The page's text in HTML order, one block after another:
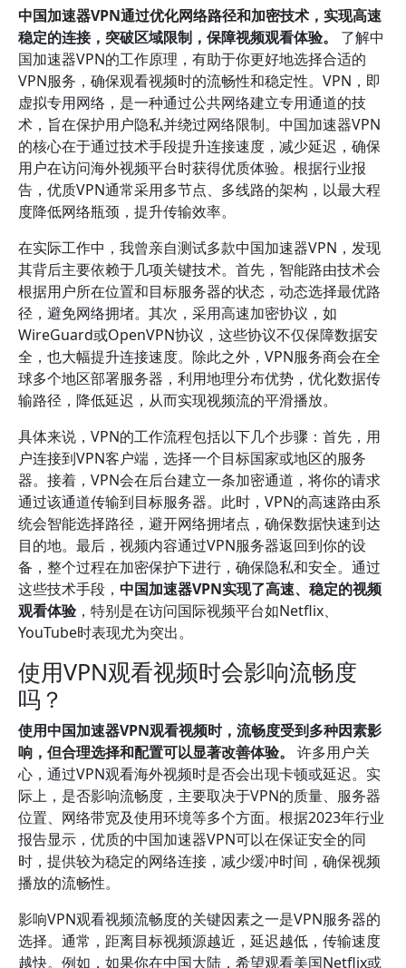
中国加速器VPN通过优化网络路径和加密技术，实现高速
稳定的连接，突破区域限制，保障视频观看体验。
了解中
国加速器VPN的工作原理，有助于你更好地选择合适的
VPN服务，确保观看视频时的流畅性和稳定性。VPN，即
虚拟专用网络，是一种通过公共网络建立专用通道的技
术，旨在保护用户隐私并绕过网络限制。中国加速器VPN
的核心在于通过技术手段提升连接速度，减少延迟，确保
用户在访问海外视频平台时获得优质体验。根据行业报
告，优质VPN通常采用多节点、多线路的架构，以最大程
度降低网络瓶颈，提升传输效率。
在实际工作中，我曾亲自测试多款中国加速器VPN，发现
其背后主要依赖于几项关键技术。首先，智能路由技术会
根据用户所在位置和目标服务器的状态，动态选择最优路
径，避免网络拥堵。其次，采用高速加密协议，如
WireGuard或OpenVPN协议，这些协议不仅保障数据安
全，也大幅提升连接速度。除此之外，VPN服务商会在全
球多个地区部署服务器，利用地理分布优势，优化数据传
输路径，降低延迟，从而实现视频流的平滑播放。
具体来说，VPN的工作流程包括以下几个步骤：首先，用
户连接到VPN客户端，选择一个目标国家或地区的服务
器。接着，VPN会在后台建立一条加密通道，将你的请求
通过该通道传输到目标服务器。此时，VPN的高速路由系
统会智能选择路径，避开网络拥堵点，确保数据快速到达
目的地。最后，视频内容通过VPN服务器返回到你的设
备，整个过程在加密保护下进行，确保隐私和安全。通过
这些技术手段， 中国加速器VPN实现了高速、稳定的视频
观看体验，特别是在访问国际视频平台如Netflix、
YouTube时表现尤为突出。
使用VPN观看视频时会影响流畅度
吗？
使用中国加速器VPN观看视频时，流畅度受到多种因素影
响，但合理选择和配置可以显著改善体验。
许多用户关
心，通过VPN观看海外视频时是否会出现卡顿或延迟。实
际上，是否影响流畅度，主要取决于VPN的质量、服务器
位置、网络带宽及使用环境等多个方面。根据2023年行业
报告显示，优质的中国加速器VPN可以在保证安全的同
时，提供较为稳定的网络连接，减少缓冲时间，确保视频
播放的流畅性。
影响VPN观看视频流畅度的关键因素之一是VPN服务器的
选择。通常，距离目标视频源越近，延迟越低，传输速度
越快。例如，如果你在中国大陆，希望观看美国Netflix或